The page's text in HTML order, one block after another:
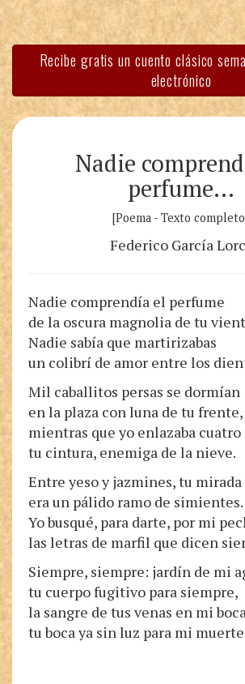
Recibe gratis un cuento clásico
electrónico
Nadie
perfume…
[Poema - Texto
Federico García
Nadie comprendía el perfume
de la oscura magnolia de tu
Nadie sabía que martirizabas
un colibrí de amor entre los
Mil caballitos persas se dormían
en la plaza con luna de tu frente,
mientras que yo enlazaba cuatro
tu cintura, enemiga de la nieve.
Entre yeso y jazmines, tu mirada
era un pálido ramo de simientes.
Yo busqué, para darte, por mi
las letras de marfil que dicen
Siempre, siempre: jardín de mi
tu cuerpo fugitivo para siempre,
la sangre de tus venas en mi
tu boca ya sin luz para mi